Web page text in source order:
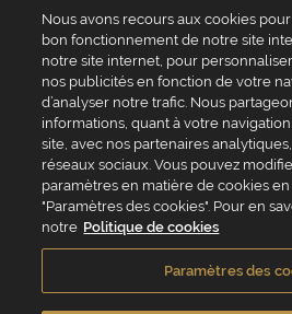
Contactez-nous
Service client
04 75 07 51 51
Du lundi au jeudi : 8h - 18h
Le vendredi : 8h - 17h
VALRHONA FRANCE - ZA Les Fleurons -
Conditions générales de vente
Nous avons recours aux cookies
bon fonctionnement de notre site
notre site internet, pour
nos publicités en fonction de votre
d’analyser notre trafic. Nous
informations, quant à votre
site, avec nos partenaires
réseaux sociaux. Vous pouvez
paramètres en matière de cookies
"Paramètres des cookies". Pour en
notre Politique de cookies
Paramètres des